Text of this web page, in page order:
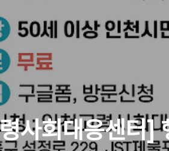
사회대응센터]